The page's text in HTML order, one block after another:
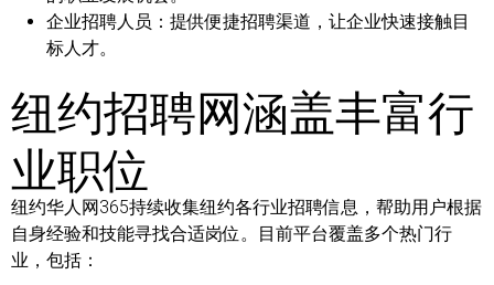
企业招聘人员： 提供便捷招聘渠道，让企业快速接触目
标人才。
纽约招聘网涵盖丰富行
业职位
纽约华人网365持续收集纽约各行业招聘信息，帮助用户根据
自身经验和技能寻找合适岗位。目前平台覆盖多个热门行
业，包括：